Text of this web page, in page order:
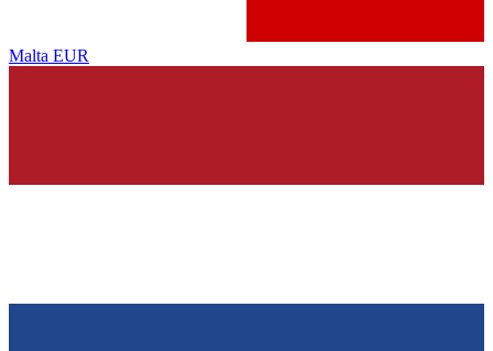
Malta EUR